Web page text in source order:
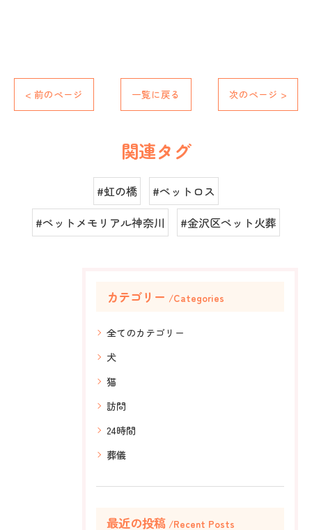
< 前のページ 一覧に戻る 次のページ >
関連タグ
#虹の橋
#ペットロス
#ペットメモリアル神奈川
#金沢区ペット火葬
カテゴリー Categories
全てのカテゴリー
犬
猫
訪問
24時間
葬儀
最近の投稿 Recent Posts